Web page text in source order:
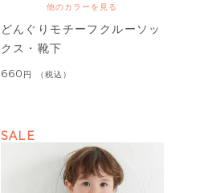
他のカラーを見る
どんぐりモチーフクルーソッ
クス・靴下
660 税込
SALE